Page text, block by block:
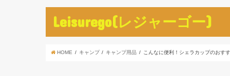
Leisurego(レジャーゴー)
HOME キャンプ キャンプ用品 こんなに便利！シェラカップのおす